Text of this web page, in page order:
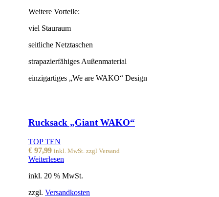
Weitere Vorteile:
viel Stauraum
seitliche Netztaschen
strapazierfähiges Außenmaterial
einzigartiges „We are WAKO“ Design
Rucksack „Giant WAKO“
TOP TEN
€ 97,99 inkl. MwSt. zzgl Versand
Weiterlesen
inkl. 20 % MwSt.
zzgl. Versandkosten